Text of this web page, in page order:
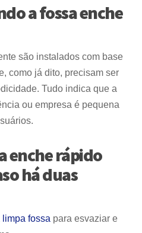
a fossa enche
são instalados com base
como já dito, precisam ser
Tudo indica que a
ou empresa é pequena
enche rápido
há duas
fossa para esvaziar e